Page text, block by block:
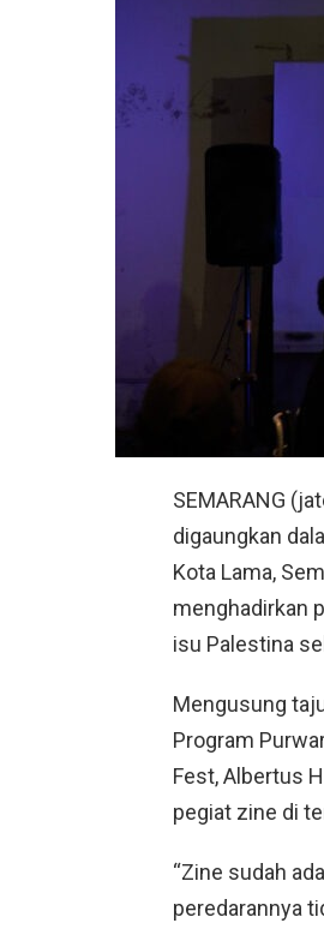
SEMARANG
digaungkan
Kota Lama,
menghadirkan
isu Palestina
Mengusung
Program
Fest, Albertus
pegiat zine di
“Zine sudah
peredarannya